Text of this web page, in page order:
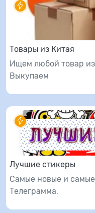
Товары из Китая
Ищем любой товар
Выкупаем
Лучшие стикеры
Самые новые и
Телеграмма,